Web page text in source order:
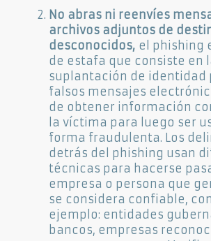
No abras ni reenvíes
archivos adjuntos de
desconocidos, el phishing
de estafa que consiste en
suplantación de identidad
falsos mensajes
de obtener información
la víctima para luego ser
forma fraudulenta. Los
detrás del phishing usan
técnicas para hacerse
empresa o persona que
se considera confiable,
ejemplo: entidades
bancos, empresas